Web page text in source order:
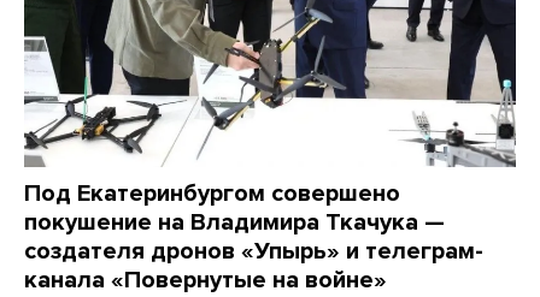
Под Екатеринбургом совершено
покушение на Владимира Ткачука —
создателя дронов «Упырь» и телеграм-
канала «Повернутые на войне»